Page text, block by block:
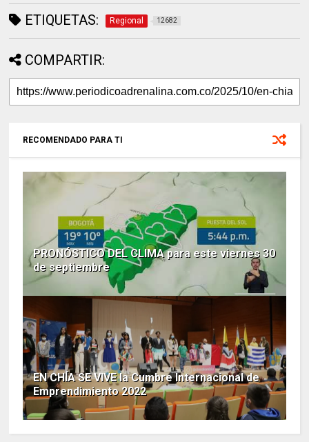
ETIQUETAS: Regional 12682
COMPARTIR:
RECOMENDADO PARA TI
PRONÓSTICO DEL CLIMA para este viernes 30
de septiembre
EN CHÍA SE VIVE la Cumbre Internacional de
Emprendimiento 2022